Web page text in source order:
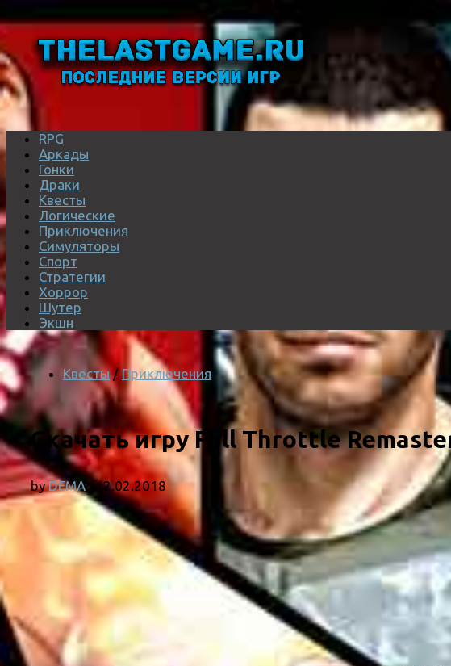
RPG
Аркады
Гонки
Драки
Квесты
Логические
Приключения
Симуляторы
Спорт
Стратегии
Хоррор
Шутер
Экшн
Квесты / Приключения
Скачать игру Full Throttle
byDEMA ·12.02.2018